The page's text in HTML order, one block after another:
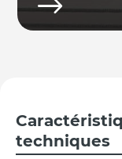
techniques